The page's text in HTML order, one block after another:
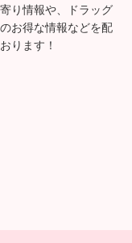
り情報や、ドラッグ
お得な情報などを配
ります！